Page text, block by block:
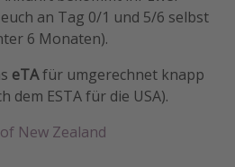
an Tag 0/1 und 5/6 selbst
6 Monaten).
eTAfür umgerechnet knapp
dem ESTA für die USA).
New Zealand